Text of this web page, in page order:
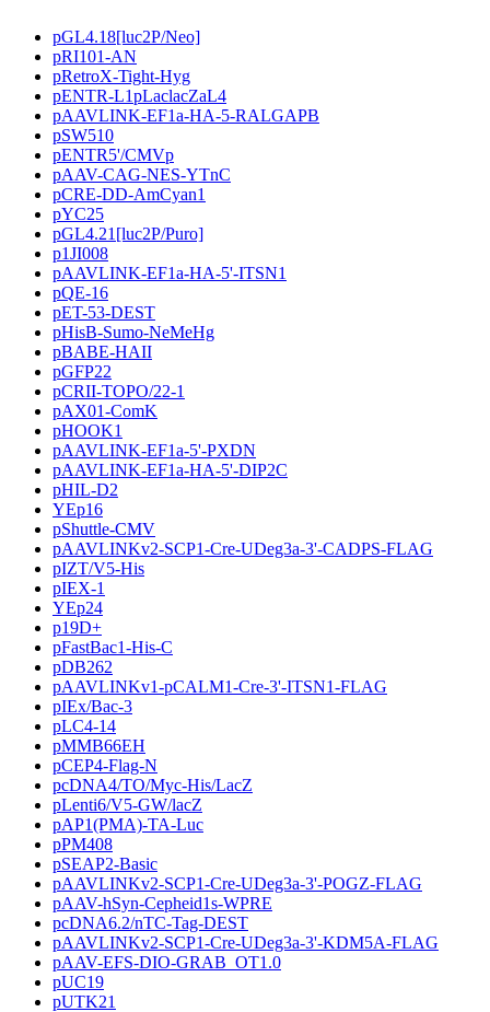
pGL4.18[luc2P/Neo]
pRI101-AN
pRetroX-Tight-Hyg
pENTR-L1pLaclacZaL4
pAAVLINK-EF1a-HA-5-RALGAPB
pSW510
pENTR5'/CMVp
pAAV-CAG-NES-YTnC
pCRE-DD-AmCyan1
pYC25
pGL4.21[luc2P/Puro]
p1JI008
pAAVLINK-EF1a-HA-5'-ITSN1
pQE-16
pET-53-DEST
pHisB-Sumo-NeMeHg
pBABE-HAII
pGFP22
pCRII-TOPO/22-1
pAX01-ComK
pHOOK1
pAAVLINK-EF1a-5'-PXDN
pAAVLINK-EF1a-HA-5'-DIP2C
pHIL-D2
YEp16
pShuttle-CMV
pAAVLINKv2-SCP1-Cre-UDeg3a-3'-CADPS-FLAG
pIZT/V5-His
pIEX-1
YEp24
p19D+
pFastBac1-His-C
pDB262
pAAVLINKv1-pCALM1-Cre-3'-ITSN1-FLAG
pIEx/Bac-3
pLC4-14
pMMB66EH
pCEP4-Flag-N
pcDNA4/TO/Myc-His/LacZ
pLenti6/V5-GW/lacZ
pAP1(PMA)-TA-Luc
pPM408
pSEAP2-Basic
pAAVLINKv2-SCP1-Cre-UDeg3a-3'-POGZ-FLAG
pAAV-hSyn-Cepheid1s-WPRE
pcDNA6.2/nTC-Tag-DEST
pAAVLINKv2-SCP1-Cre-UDeg3a-3'-KDM5A-FLAG
pAAV-EFS-DIO-GRAB_OT1.0
pUC19
pUTK21